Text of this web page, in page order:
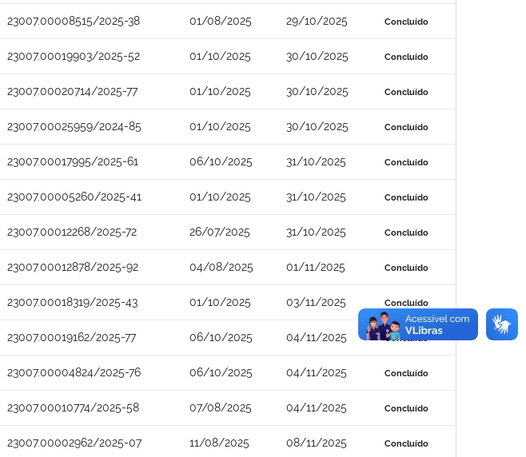
23007.00008515/2025-38 01/08/2025 29/10/2025 Concluído
23007.00019903/2025-52 01/10/2025 30/10/2025 Concluído
23007.00020714/2025-77 01/10/2025 30/10/2025 Concluído
23007.00025959/2024-85 01/10/2025 30/10/2025 Concluído
23007.00017995/2025-61 06/10/2025 31/10/2025 Concluído
23007.00005260/2025-41 01/10/2025 31/10/2025 Concluído
23007.00012268/2025-72 26/07/2025 31/10/2025 Concluído
23007.00012878/2025-92 04/08/2025 01/11/2025 Concluído
23007.00018319/2025-43 01/10/2025 03/11/2025 Concluído
23007.00019162/2025-77 06/10/2025 04/11/2025 Concluído
23007.00004824/2025-76 06/10/2025 04/11/2025 Concluído
23007.00010774/2025-58 07/08/2025 04/11/2025 Concluído
23007.00002962/2025-07 11/08/2025 08/11/2025 Concluído